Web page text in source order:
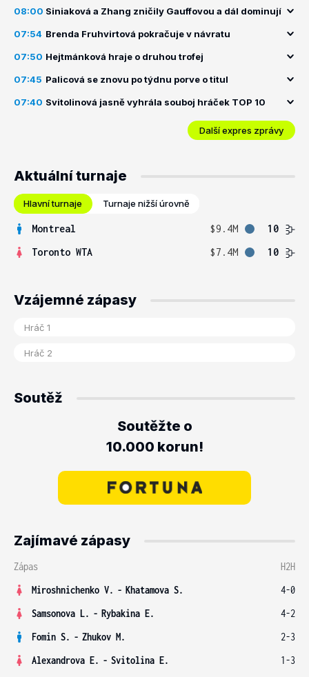
08:00 Siniaková a Zhang zničily Gauffovou a dál dominují
07:54 Brenda Fruhvirtová pokračuje v návratu
07:50 Hejtmánková hraje o druhou trofej
07:45 Palicová se znovu po týdnu porve o titul
07:40 Svitolinová jasně vyhrála souboj hráček TOP 10
Další expres zprávy
Aktuální turnaje
Hlavní turnaje Turnaje nižší úrovně
Montreal $9.4M
10
Toronto WTA
$7.4M 10
Vzájemné zápasy
Soutěž
Soutěžte o
10.000 korun!
Zajímavé zápasy
Zápas
H2H
Miroshnichenko V. - Khatamova S.
4-0
Samsonova L. - Rybakina E.
4-2
Fomin S. - Zhukov M.
2-3
Alexandrova E. - Svitolina E.
1-3